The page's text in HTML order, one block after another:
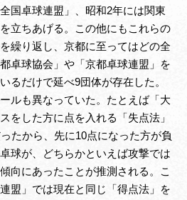
国卓球連盟」、昭和2年には関東
立ちあげる。この他にもこれらの
繰り返し、京都に至ってはどの全
卓球協会」や「京都卓球連盟」を
るだけで延べ9団体が存在した。
ルも異なっていた。たとえば「大
をした方に点を入れる「失点法」
たから、先に10点になった方が負
球が、どちらかといえば攻撃では
向にあったことが推測される。こ
盟」では現在と同じ「得点法」を